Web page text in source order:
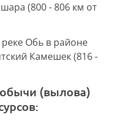
(800 - 806 км от
Обь в районе
Камешек (816 -